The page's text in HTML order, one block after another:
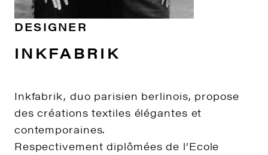
DESIGNER
INKFABRIK
Inkfabrik, duo parisien berlinois, propose
des créations textiles élégantes et
contemporaines.
Respectivement diplômées de l’Ecole